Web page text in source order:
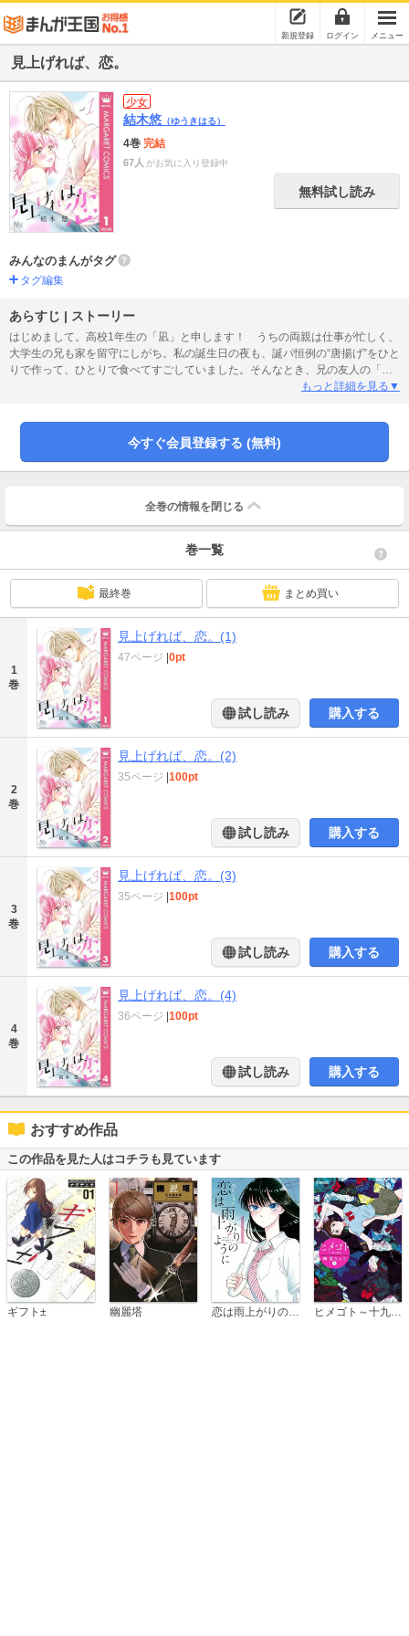
新規登録 ログイン メニュー
見上げれば、恋。
少女
結木悠 （ゆうきはる）
4巻 完結
67人 がお気に入り登録中
無料試し読み
みんなのまんがタグ
タグ編集
あらすじ | ストーリー
はじめまして。高校1年生の「凪」と申します！ うちの両親は仕事が忙しく、
大学生の兄も家を留守にしがち。私の誕生日の夜も、誕パ恒例の“唐揚げ”をひと
りで作って、ひとりで食べてすごしていました。そんなとき、兄の友人の「柊
さん」が、酔いつぶれた兄を自宅まで送り届けてくれたんです。とても紳士な
った、クールな年上男子との胸キュンラブ！（全4巻）
もっと詳細を見る▼
今すぐ会員登録する (無料)
全巻の情報を 閉じる
巻一覧
最終巻 まとめ買い
1
巻
見上げれば、恋。(1)
47ページ 0pt
試し読み 購入する
2
巻
見上げれば、恋。(2)
35ページ 100pt
試し読み 購入する
3
巻
見上げれば、恋。(3)
35ページ 100pt
試し読み 購入する
4
巻
見上げれば、恋。(4)
36ページ 100pt
試し読み 購入する
おすすめ作品
この作品を見た人はコチラも見ています
ギフト± 幽麗塔 恋は雨上がりのように ヒメゴト～十九歳の制服～